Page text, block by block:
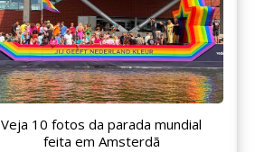
Veja 10 fotos da parada mundial
feita em Amsterdã